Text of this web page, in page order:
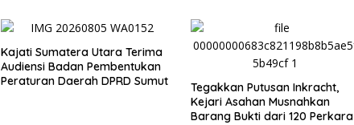
Rumahtangga
Kajati Sumatera Utara Terima
Audiensi Badan Pembentukan
Peraturan Daerah DPRD Sumut
Tegakkan Putusan Inkracht,
Kejari Asahan Musnahkan
Barang Bukti dari 120 Perkara